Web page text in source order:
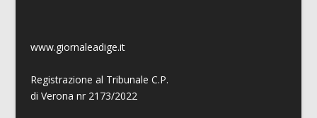
www.giornaleadige.it
Registrazione al Tribunale C.P.
di Verona nr 2173/2022